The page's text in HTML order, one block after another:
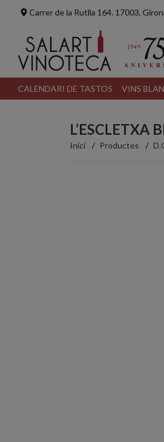
Carrer de la Rutlla 164. 17003,
CALENDARI DE TASTOS VINS
L’ESCLETXA
Inici Productes